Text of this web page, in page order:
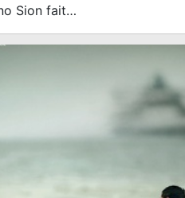
Sion fait…